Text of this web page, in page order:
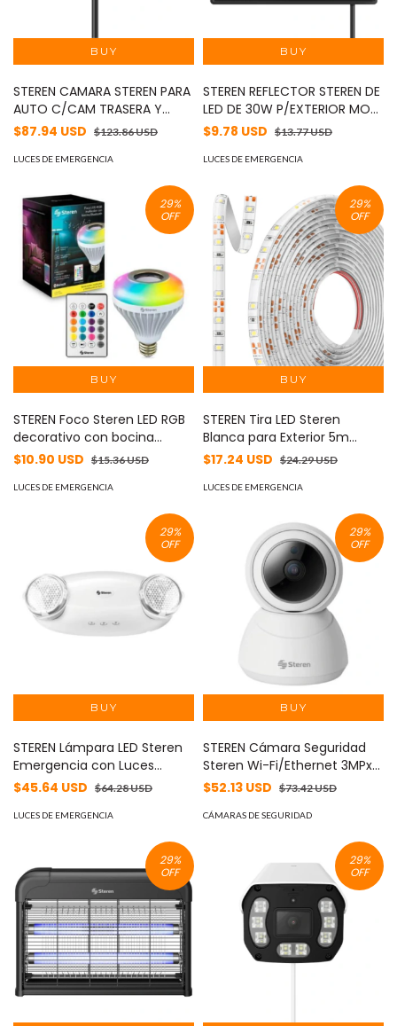
STEREN CAMARA STEREN PARA
AUTO C/CAM TRASERA Y
GRABADO MOD: CCTV-9610
$87.94 USD $123.86 USD
LUCES DE EMERGENCIA
STEREN REFLECTOR STEREN DE
LED DE 30W P/EXTERIOR MOD:
LAM-830
$9.78 USD $13.77 USD
LUCES DE EMERGENCIA
29%
OFF
STEREN Foco Steren LED RGB
decorativo con bocina
Bluetooth 6 W MOD: LAM-
$10.90 USD $15.36 USD
LUCES DE EMERGENCIA
29%
OFF
STEREN Tira LED Steren
Blanca para Exterior 5m
MOD: MODLED-125/BCO
$17.24 USD $24.29 USD
LUCES DE EMERGENCIA
29%
OFF
STEREN Lámpara LED Steren
Emergencia con Luces
Direccionales 20 LED MOD:
$45.64 USD $64.28 USD
LUCES DE EMERGENCIA
29%
OFF
STEREN Cámara Seguridad
Steren Wi-Fi/Ethernet 3MPx
Robotizada Seguidor de
MOD: CCTV-219
$52.13 USD $73.42 USD
CÁMARAS DE SEGURIDAD
29%
OFF
29%
OFF